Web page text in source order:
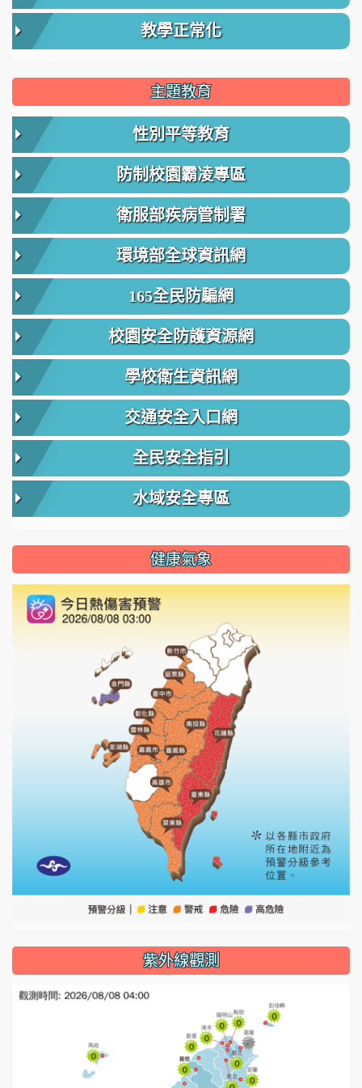
教學正常化
主題教育
性別平等教育
防制校園霸凌專區
衛服部疾病管制署
環境部全球資訊網
165全民防騙網
校園安全防護資源網
學校衛生資訊網
交通安全入口網
全民安全指引
水域安全專區
健康氣象
紫外線觀測